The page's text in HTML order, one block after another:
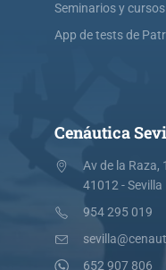
Seminarios y
App de tests de
Cenáutica
Av de la Raza,
41012 - Sevilla
954 295 019
652 907 806